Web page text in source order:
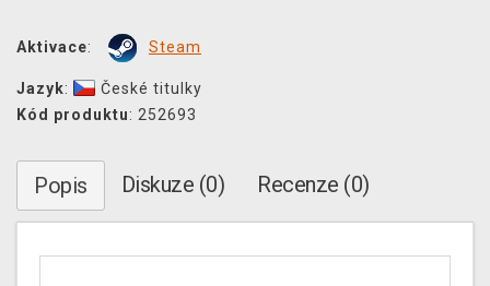
Aktivace: Steam
Jazyk:
České titulky
Kód produktu: 252693
Popis Diskuze (0) Recenze (0)